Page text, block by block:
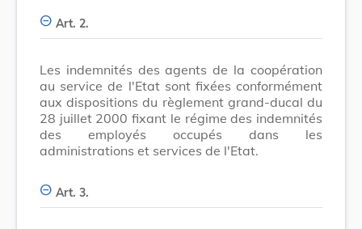
Art. 2.
Les indemnités des agents de la coopération
au service de l'Etat sont fixées conformément
aux dispositions du règlement grand-ducal du
28 juillet 2000 fixant le régime des indemnités
des employés occupés dans les
administrations et services de l'Etat.
Art. 3.